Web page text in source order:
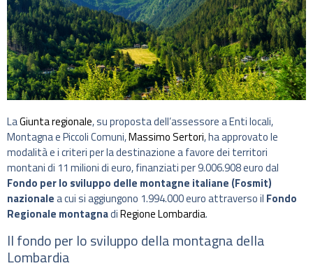
LaGiunta regionale, su proposta dell’assessore a Enti locali,
Montagna e Piccoli Comuni,Massimo Sertori, ha approvato le
modalità e i criteri per la destinazione a favore dei territori
montani di 11 milioni di euro, finanziati per 9.006.908 euro dal
Fondo per lo sviluppo delle montagne italiane (Fosmit)
nazionalea cui si aggiungono 1.994.000 euro attraverso il Fondo
Regionale montagnadiRegione Lombardia.
Il fondo per lo sviluppo della montagna della
Lombardia